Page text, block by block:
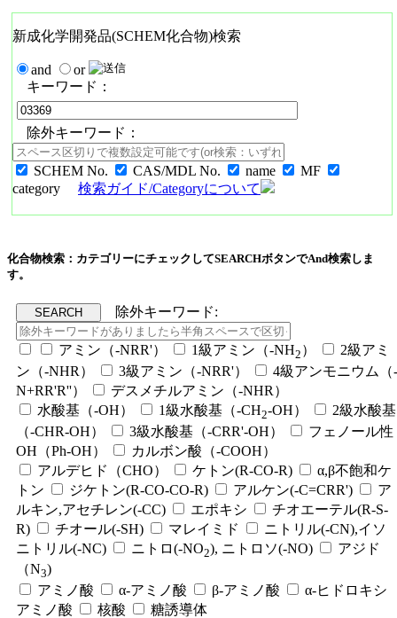
新成化学開発品(SCHEM化合物)検索
and
or
キーワード：
除外キーワード：
SCHEM No. CAS/MDL No. name
MF
category
検索ガイド/Categoryについて
化合物検索：カテゴリーにチェックしてSEARCHボタンでAnd検索しま
す。
除外キーワード:
アミン（-NRR'） 1級アミン（-NH2 ）
2級アミ
ン（-NHR）
3級アミン（-NRR'）
4級アンモニウム（-
N+RR'R''）
デスメチルアミン（-NHR）
水酸基（-OH）
1級水酸基（-CH2-OH）
2級水酸基
（-CHR-OH）
3級水酸基（-CRR'-OH）
フェノール性
OH（Ph-OH）
カルボン酸（-COOH）
アルデヒド（CHO）
ケトン(R-CO-R)
α,β不飽和ケ
トン
ジケトン(R-CO-CO-R) アルケン(-C=CRR')
ア
ルキン,アセチレン(-CC)
エポキシ
チオエーテル(R-S-
R)
チオール(-SH) マレイミド
ニトリル(-CN),イソ
ニトリル(-NC)
ニトロ(-NO2), ニトロソ(-NO)
アジド
（N3)
アミノ酸
α-アミノ酸 β-アミノ酸
α-ヒドロキシ
アミノ酸
核酸 糖誘導体